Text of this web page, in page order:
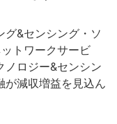
グ&センシング・ソ
トワークサービ
ノロジー&センシン
が減収増益を見込ん